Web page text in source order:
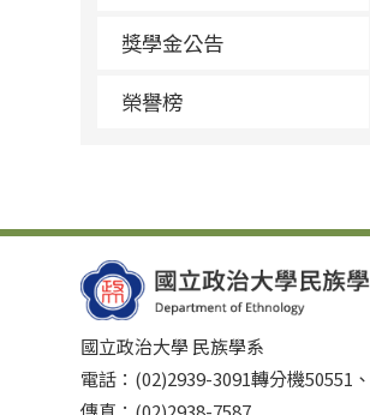
獎學金公告
榮譽榜
國立政治大學 民族學系
電話：(02)2939-3091轉分機50551